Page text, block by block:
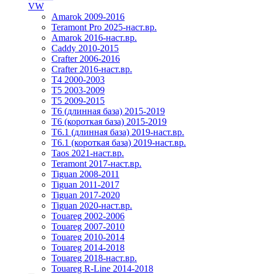
VW
Amarok 2009-2016
Teramont Pro 2025-наст.вр.
Amarok 2016-наст.вр.
Caddy 2010-2015
Crafter 2006-2016
Crafter 2016-наст.вр.
T4 2000-2003
T5 2003-2009
T5 2009-2015
T6 (длинная база) 2015-2019
Т6 (короткая база) 2015-2019
T6.1 (длинная база) 2019-наст.вр.
T6.1 (короткая база) 2019-наст.вр.
Taos 2021-наст.вр.
Teramont 2017-наст.вр.
Tiguan 2008-2011
Tiguan 2011-2017
Tiguan 2017-2020
Tiguan 2020-наст.вр.
Touareg 2002-2006
Touareg 2007-2010
Touareg 2010-2014
Touareg 2014-2018
Touareg 2018-наст.вр.
Touareg R-Line 2014-2018